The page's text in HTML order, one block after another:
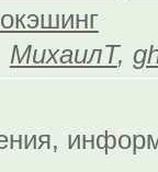
МихаилТ,